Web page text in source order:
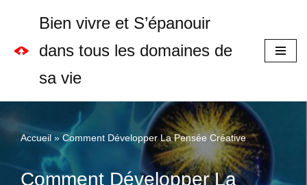
au
contenu
Bien vivre et S’épanouir
dans tous les domaines de
sa vie
Accueil » Comment Développer La Pensée Créative
Comment Développer La